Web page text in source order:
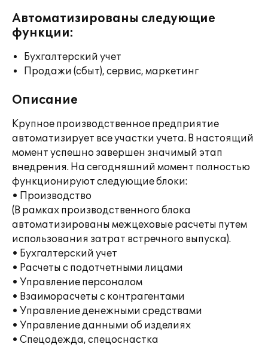
Автоматизированы следующие
функции:
Бухгалтерский учет
Продажи (сбыт), сервис, маркетинг
Описание
Крупное производственное предприятие
автоматизирует все участки учета. В настоящий
момент успешно завершен значимый этап
внедрения. На сегодняшний момент полностью
функционируют следующие блоки:
• Производство
(В рамках производственного блока
автоматизированы межцеховые расчеты путем
использования затрат встречного выпуска).
• Бухгалтерский учет
• Расчеты с подотчетными лицами
• Управление персоналом
• Взаиморасчеты с контрагентами
• Управление денежными средствами
• Управление данными об изделиях
• Спецодежда, спецоснастка